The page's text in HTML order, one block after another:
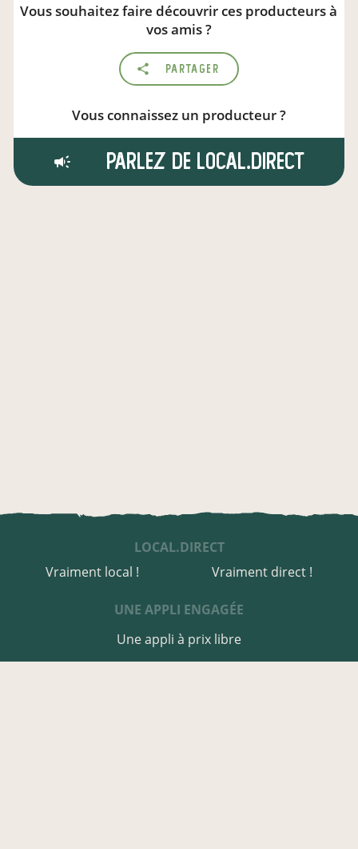
Vous souhaitez faire découvrir ces producteurs à
vos amis ?
Partager
Vous connaissez un producteur ?
Parlez de local.direct
LOCAL.DIRECT
Vraiment local !
Vraiment direct !
UNE APPLI ENGAGÉE
Une appli à prix libre
Des relais de producteurs